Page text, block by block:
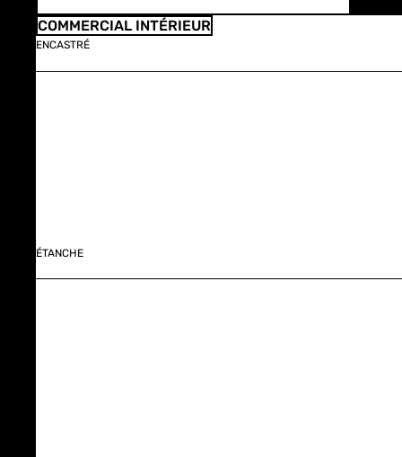
COMMERCIAL INTÉRIEUR
ENCASTRÉ
ÉTANCHE